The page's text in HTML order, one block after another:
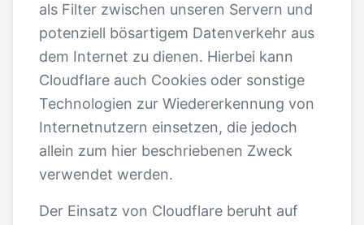
als Filter zwischen unseren Servern und
potenziell bösartigem Datenverkehr aus
dem Internet zu dienen. Hierbei kann
Cloudflare auch Cookies oder sonstige
Technologien zur Wiedererkennung von
Internetnutzern einsetzen, die jedoch
allein zum hier beschriebenen Zweck
verwendet werden.
Der Einsatz von Cloudflare beruht auf